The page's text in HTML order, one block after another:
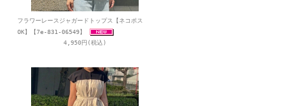
フラワーレースジャガードトップス【ネコポス
OK】【7e-831-06549】
4,950円(税込)